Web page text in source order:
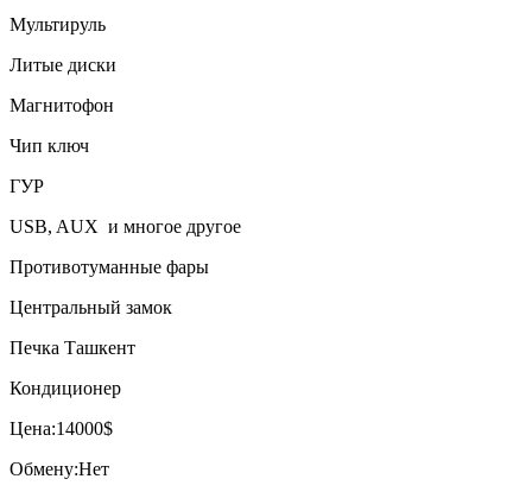
Мультируль
Литые диски
Магнитофон
Чип ключ
ГУР
USB, AUX и многое другое
Противотуманные фары
Центральный замок
Печка Ташкент
Кондиционер
Цена:14000$
Обмену:Нет